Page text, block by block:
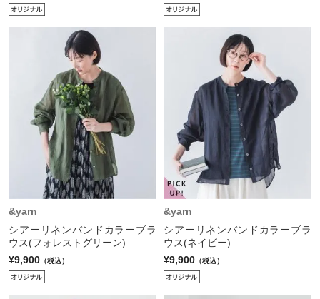
&yarn
シアーリネンバンドカラーブラ
ウス(フォレストグリーン)
¥9,900 （税込）
&yarn
シアーリネンバンドカラーブラ
ウス(ネイビー)
¥9,900 （税込）